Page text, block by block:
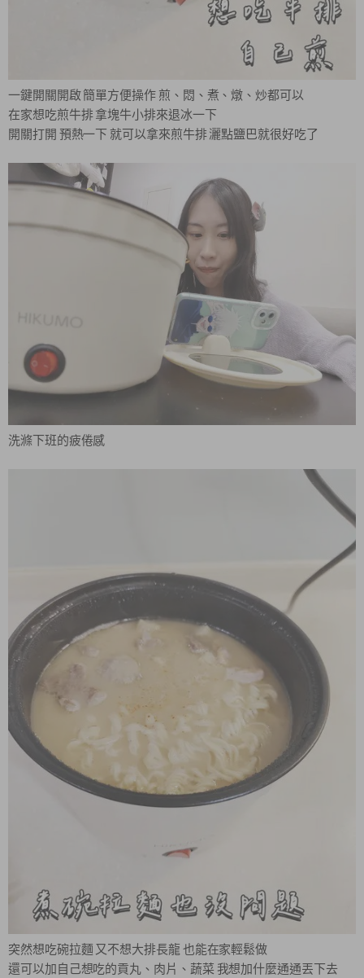
一鍵開關開啟 簡單方便操作 煎、悶、煮、燉、炒都可以
在家想吃煎牛排 拿塊牛小排來退冰一下
開關打開 預熱一下 就可以拿來煎牛排 灑點鹽巴就很好吃了
洗滌下班的疲倦感
突然想吃碗拉麵 又不想大排長龍 也能在家輕鬆做
還可以加自己想吃的貢丸、肉片、蔬菜 我想加什麼通通丟下去